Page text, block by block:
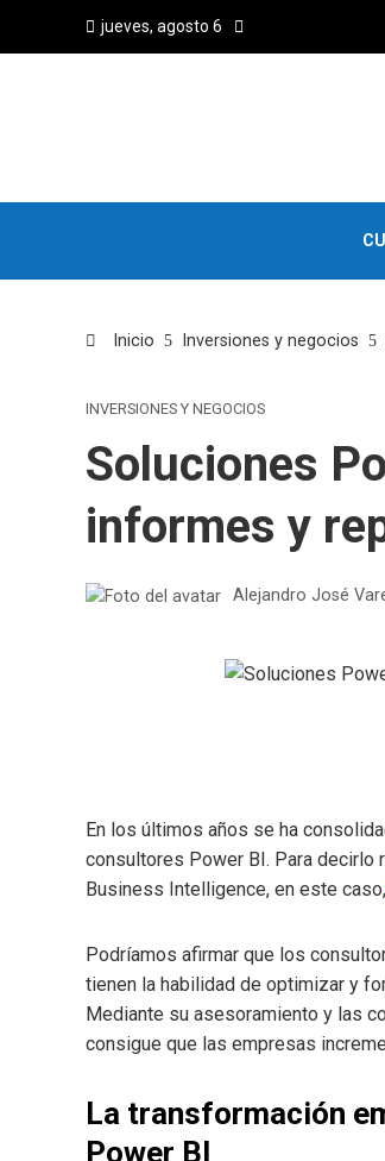
jueves, agosto 6
Inicio Inversiones y negocios
INVERSIONES Y NEGOCIOS
Soluciones
informes y
Alejandro José
En los últimos años se ha
consultores Power BI. Para decirlo
Business Intelligence, en este caso,
Podríamos afirmar que los
tienen la habilidad de optimizar y
Mediante su asesoramiento y las
consigue que las empresas
La transformación
Power BI